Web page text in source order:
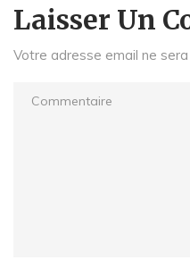
Laisser Un
Votre adresse email ne sera